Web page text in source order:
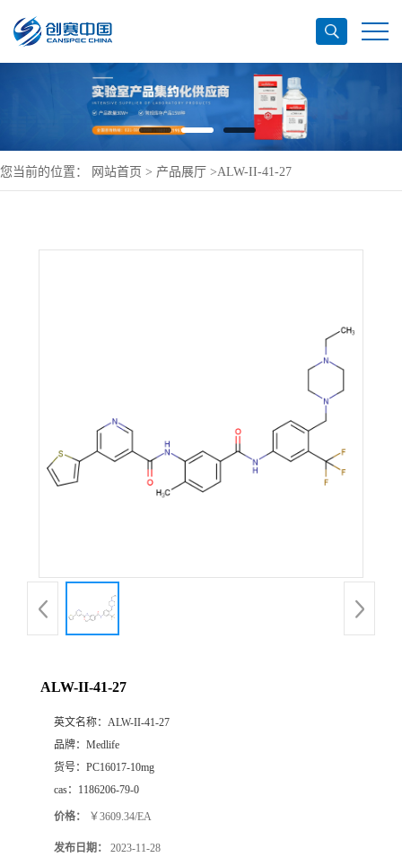
您当前的位置： 网站首页 > 产品展厅 >ALW-II-41-27
ALW-II-41-27
英文名称： ALW-II-41-27
品牌： Medlife
货号： PC16017-10mg
cas： 1186206-79-0
价格： ￥3609.34/EA
发布日期： 2023-11-28